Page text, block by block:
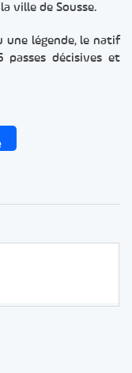
ville de Sousse.
une légende, le natif
décisives et